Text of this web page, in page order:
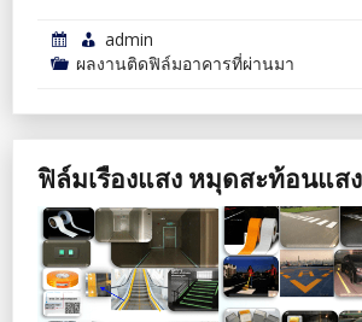
admin
ผลงานติดฟิล์มอาคารที่ผ่านมา
ฟิล์มเรืองแสง หมุดสะท้อนแส